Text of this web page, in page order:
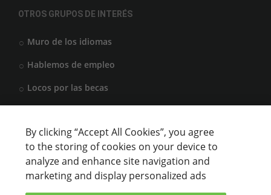
OTROS GRUPOS DE INTERÉS
Muro de los idiomas
Hablemos de empleo
Locos por las becas
CENTROS DE FORMACIÓN
Anunciar cursos
By clicking “Accept All Cookies”, you agree
to the storing of cookies on your device to
analyze and enhance site navigation and
marketing and display personalized ads